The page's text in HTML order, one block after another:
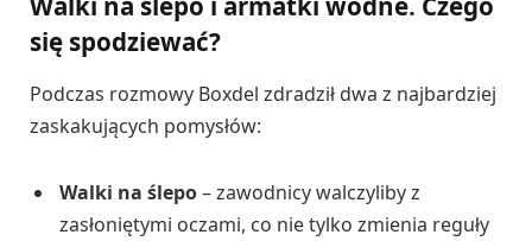
się spodziewać?
Podczas rozmowy Boxdel zdradził dwa z najbardziej
zaskakujących pomysłów:
Walki na ślepo– zawodnicy walczyliby z
zasłoniętymi oczami, co nie tylko zmienia reguły